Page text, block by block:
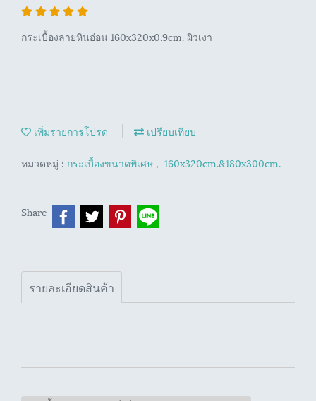
กระเบื้องลายหินอ่อน 160x320x0.9cm. ผิวเงา
เพิ่มรายการโปรด เปรียบเทียบ
หมวดหมู่ : กระเบื้องขนาดพิเศษ , 160x320cm.&180x300cm.
Share
รายละเอียดสินค้า